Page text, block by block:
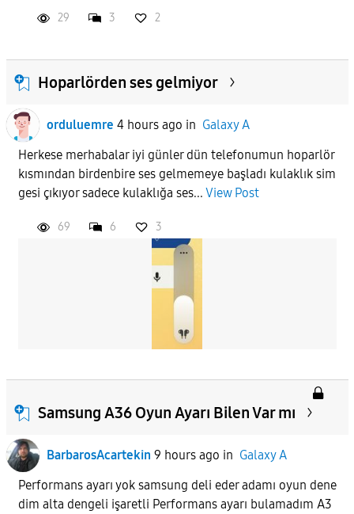
29 3 2
Hoparlörden ses gelmiyor
orduluemre 4 hours ago in Galaxy A
Herkese merhabalar iyi günler dün telefonumun hoparlör
kısmından birdenbire ses gelmemeye başladı kulaklık sim
gesi çıkıyor sadece kulaklığa ses... View Post
69 6 3
Samsung A36 Oyun Ayarı Bilen Var mı
BarbarosAcartekin 9 hours ago in Galaxy A
Performans ayarı yok samsung deli eder adamı oyun dene
dim alta dengeli işaretli Performans ayarı bulamadım A3